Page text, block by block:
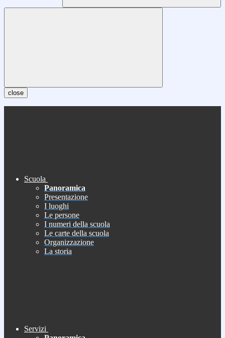
close
Scuola
Panoramica
Presentazione
I luoghi
Le persone
I numeri della scuola
Le carte della scuola
Organizzazione
La storia
Servizi